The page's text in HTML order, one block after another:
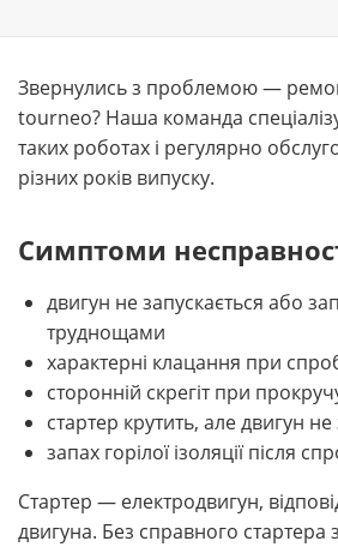
Звернулись з проблемою —
tourneo? Наша команда
таких роботах і регулярно
різних років випуску.
Симптоми
двигун не запускається або
труднощами
характерні клацання при
сторонній скрегіт при
стартер крутить, але двигун
запах горілої ізоляції після
Стартер — електродвигун,
двигуна. Без справного стартера